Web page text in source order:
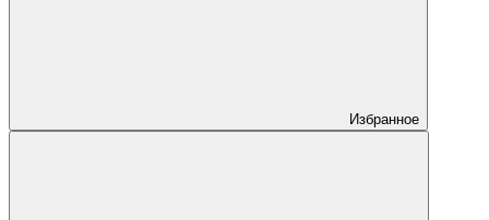
Избранное